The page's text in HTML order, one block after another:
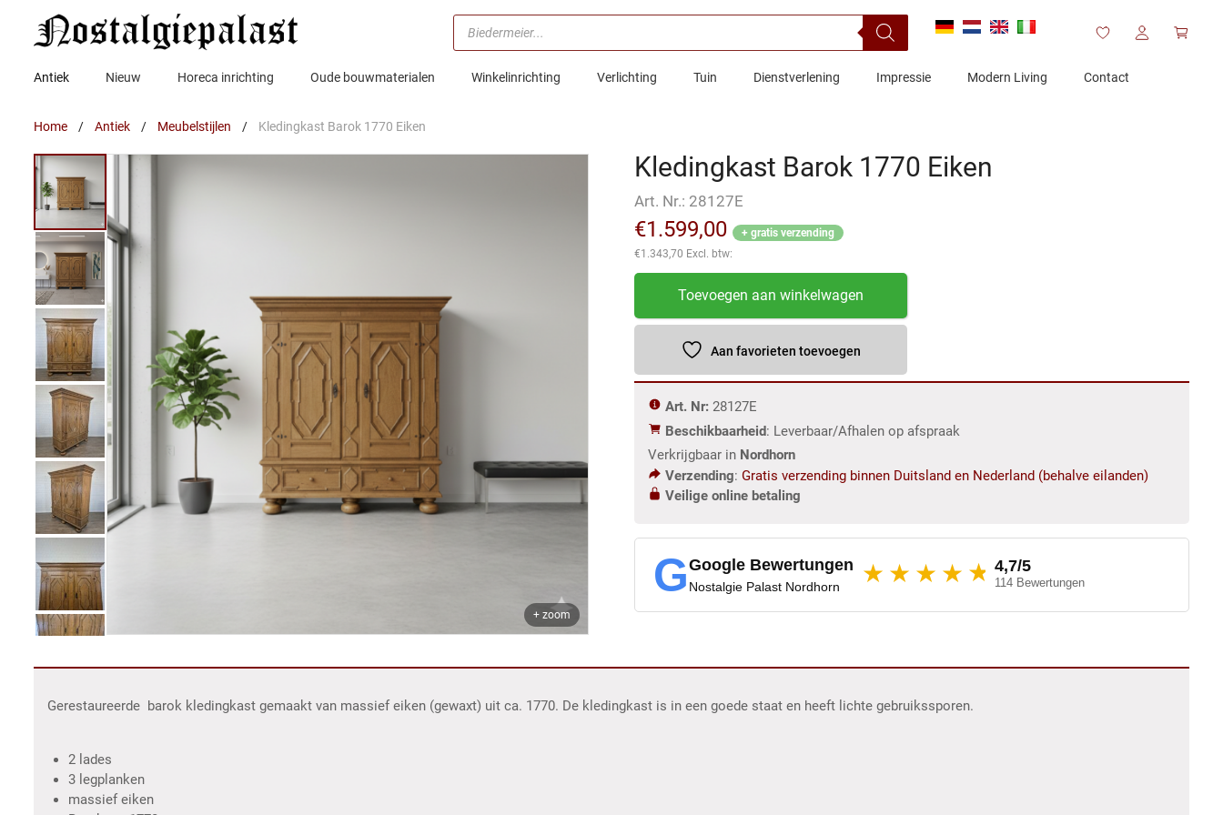
inhoud
Producten
zoeken
Antiek Nieuw Horeca inrichting Oude bouwmaterialen Winkelinrichting Verlichting Tuin Dienstverlening Impressie Modern Living Contact
Home / Antiek / Meubelstijlen / Kledingkast Barok 1770 Eiken
+ zoom
Kledingkast Barok 1770 Eiken
Art. Nr.: 28127E
€1.599,00
+ gratis verzending
€1.343,70 Excl. btw:
Kledingkast
1770
aantal
Toevoegen aan winkelwagen
Aan favorieten toevoegen
Art. Nr:28127E
Beschikbaarheid: Leverbaar/Afhalen op afspraak
Verkrijgbaar in Nordhorn
Verzending:Gratis verzending binnen Duitsland en Nederland (behalve eilanden)
Veilige online betaling
GGoogle Bewertungen
Nostalgie Palast Nordhorn ★★★★ ★ 4,7/5
114 Bewertungen
Gerestaureerde barok kledingkast gemaakt van massief eiken (gewaxt) uit ca. 1770. De kledingkast is in een goede staat en heeft lichte gebruikssporen.
2 lades
3 legplanken
massief eiken